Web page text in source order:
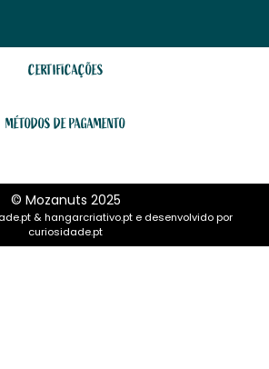
CERTIFICAÇÕES
MÉTODOS DE PAGAMENTO
© Mozanuts 2025
&hangarcriativo.pt e desenvolvido por
curiosidade.pt